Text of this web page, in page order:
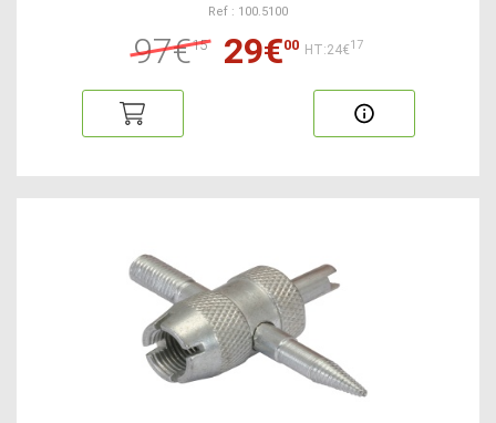
Ref : 100.5100
97€15 29€00 HT:24€17